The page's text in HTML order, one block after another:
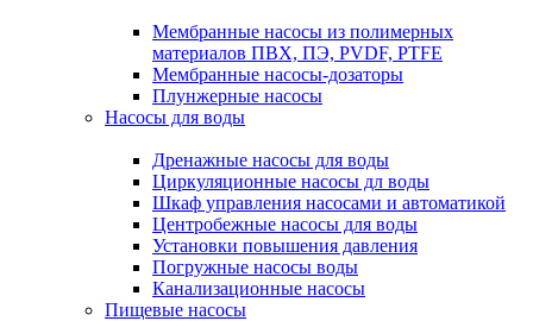
Мембранные насосы из полимерных
материалов ПВХ, ПЭ, PVDF, PTFE
Мембранные насосы-дозаторы
Плунжерные насосы
Насосы для воды
Дренажные насосы для воды
Циркуляционные насосы дл воды
Шкаф управления насосами и автоматикой
Центробежные насосы для воды
Установки повышения давления
Погружные насосы воды
Канализационные насосы
Пищевые насосы